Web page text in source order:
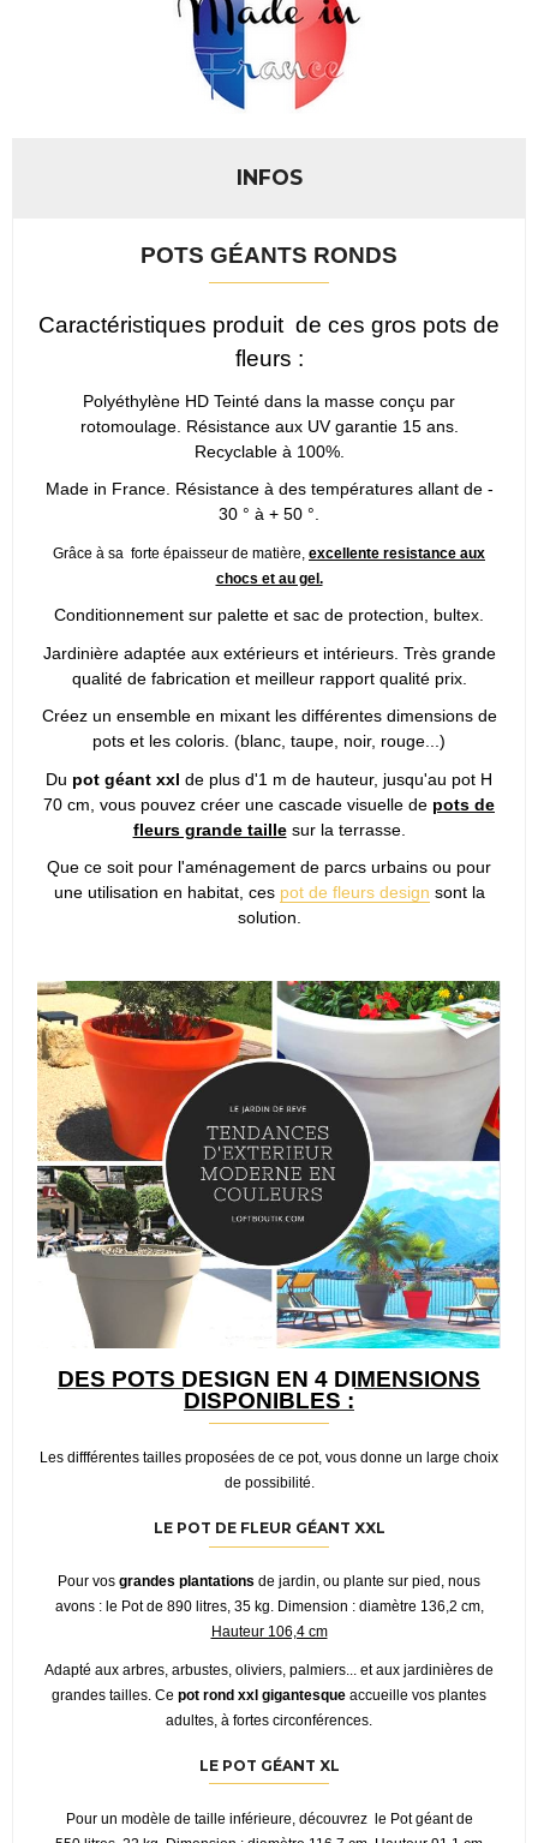
INFOS
POTS GÉANTS RONDS
Caractéristiques produit de ces gros pots de
fleurs :
Polyéthylène HD Teinté dans la masse conçu par
rotomoulage. Résistance aux UV garantie 15 ans.
Recyclable à 100%.
Made in France. Résistance à des températures allant de -
30 ° à + 50 °.
Grâce à sa forte épaisseur de matière, excellente resistance aux
chocs et au gel.
Conditionnement sur palette et sac de protection, bultex.
Jardinière adaptée aux extérieurs et intérieurs. Très grande
qualité de fabrication et meilleur rapport qualité prix.
Créez un ensemble en mixant les différentes dimensions de
pots et les coloris. (blanc, taupe, noir, rouge...)
Du pot géant xxl de plus d'1 m de hauteur, jusqu'au pot H
70 cm, vous pouvez créer une cascade visuelle de pots de
fleurs grande taillesur la terrasse.
Que ce soit pour l'aménagement de parcs urbains ou pour
une utilisation en habitat, ces pot de fleurs design sont la
solution.
DES POTS DESIGN EN 4 DIMENSIONS
DISPONIBLES :
Les diffférentes tailles proposées de ce pot, vous donne un large choix
de possibilité.
LE POT DE FLEUR GÉANT XXL
Pour vos grandes plantations de jardin, ou plante sur pied, nous
avons : le Pot de 890 litres, 35 kg. Dimension : diamètre 136,2 cm,
Hauteur 106,4 cm
Adapté aux arbres, arbustes, oliviers, palmiers... et aux jardinières de
grandes tailles. Ce pot rond xxl gigantesque accueille vos plantes
adultes, à fortes circonférences.
LE POT GÉANT XL
Pour un modèle de taille inférieure, découvrez le Pot géant de